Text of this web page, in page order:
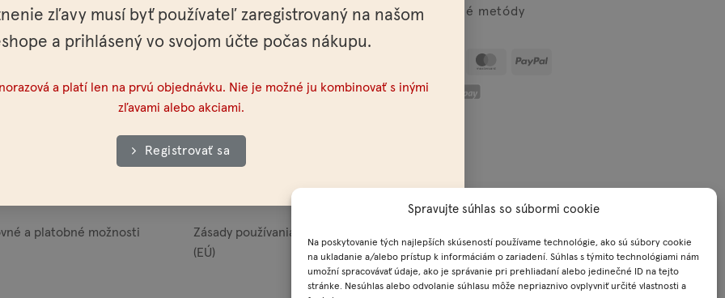
zľavy musí byť používateľ zaregistrovaný na našom
a prihlásený vo svojom účte počas nákupu.
a platí len na prvú objednávku. Nie je možné ju kombinovať s inými
zľavami alebo akciami.
Registrovať sa
Spravujte súhlas so súbormi cookie
Na poskytovanie tých najlepších skúseností používame technológie, ako sú súbory cookie
na ukladanie a/alebo prístup k informáciám o zariadení. Súhlas s týmito technológiami nám
umožní spracovávať údaje, ako je správanie pri prehliadaní alebo jedinečné ID na tejto
stránke. Nesúhlas alebo odvolanie súhlasu môže nepriaznivo ovplyvniť určité vlastnosti a
a platobné možnosti
Obchodné podmienky
Ochrana osobných údajov
Veľkoobchodné podmienky
Reklamačný poriadok
Zásady používania súborov cookie
(EÚ)
Platobné metódy
Visa MasterCardPayPal